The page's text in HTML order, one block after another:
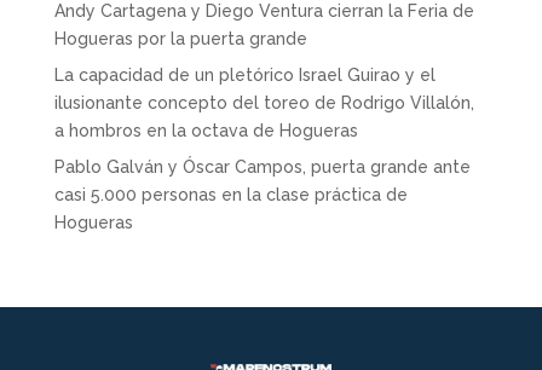
Andy Cartagena y Diego Ventura cierran la Feria de
Hogueras por la puerta grande
La capacidad de un pletórico Israel Guirao y el
ilusionante concepto del toreo de Rodrigo Villalón,
a hombros en la octava de Hogueras
Pablo Galván y Óscar Campos, puerta grande ante
casi 5.000 personas en la clase práctica de
Hogueras